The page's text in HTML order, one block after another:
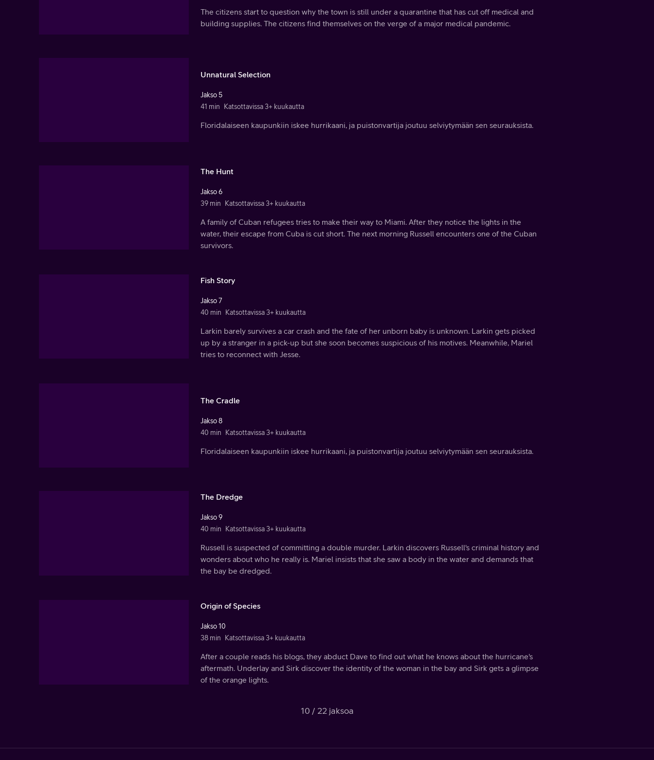
The citizens start to question why the town is still under a quarantine that has cut off medical and
building supplies. The citizens find themselves on the verge of a major medical pandemic.
Unnatural Selection
Jakso 5
41 min
Katsottavissa 3+ kuukautta
Floridalaiseen kaupunkiin iskee hurrikaani, ja puistonvartija joutuu selviytymään sen seurauksista.
The Hunt
Jakso 6
39 min
Katsottavissa 3+ kuukautta
A family of Cuban refugees tries to make their way to Miami. After they notice the lights in the
water, their escape from Cuba is cut short. The next morning Russell encounters one of the Cuban
survivors.
Fish Story
Jakso 7
40 min
Katsottavissa 3+ kuukautta
Larkin barely survives a car crash and the fate of her unborn baby is unknown. Larkin gets picked
up by a stranger in a pick-up but she soon becomes suspicious of his motives. Meanwhile, Mariel
tries to reconnect with Jesse.
The Cradle
Jakso 8
40 min
Katsottavissa 3+ kuukautta
Floridalaiseen kaupunkiin iskee hurrikaani, ja puistonvartija joutuu selviytymään sen seurauksista.
The Dredge
Jakso 9
40 min
Katsottavissa 3+ kuukautta
Russell is suspected of committing a double murder. Larkin discovers Russell's criminal history and
wonders about who he really is. Mariel insists that she saw a body in the water and demands that
the bay be dredged.
Origin of Species
Jakso 10
38 min
Katsottavissa 3+ kuukautta
After a couple reads his blogs, they abduct Dave to find out what he knows about the hurricane's
aftermath. Underlay and Sirk discover the identity of the woman in the bay and Sirk gets a glimpse
of the orange lights.
10 / 22 jaksoa